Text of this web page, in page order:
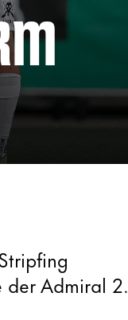
der Admiral 2.